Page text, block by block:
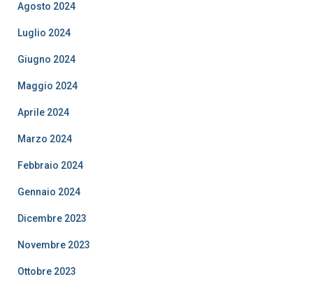
Agosto 2024
Luglio 2024
Giugno 2024
Maggio 2024
Aprile 2024
Marzo 2024
Febbraio 2024
Gennaio 2024
Dicembre 2023
Novembre 2023
Ottobre 2023